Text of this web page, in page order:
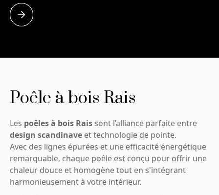
Poêle à bois Rais
Les poêles à bois Rais sont l’alliance parfaite entre
design scandinave et technologie de pointe.
Avec des lignes épurées et une efficacité énergétique
remarquable, chaque poêle est conçu pour offrir une
chaleur douce et homogène tout en s'intégrant
harmonieusement à votre intérieur.